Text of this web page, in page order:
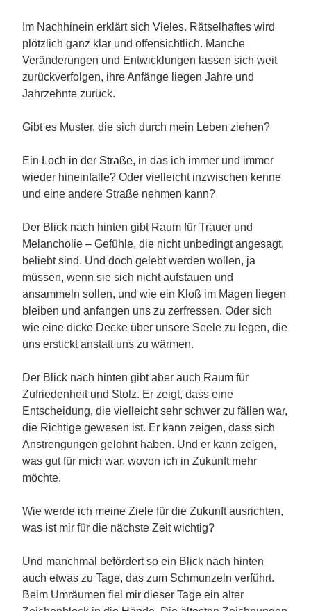
Im Nachhinein erklärt sich Vieles. Rätselhaftes wird
plötzlich ganz klar und offensichtlich. Manche
Veränderungen und Entwicklungen lassen sich weit
zurückverfolgen, ihre Anfänge liegen Jahre und
Jahrzehnte zurück.
Gibt es Muster, die sich durch mein Leben ziehen?
Ein Loch in der Straße, in das ich immer und immer
wieder hineinfalle? Oder vielleicht inzwischen kenne
und eine andere Straße nehmen kann?
Der Blick nach hinten gibt Raum für Trauer und
Melancholie – Gefühle, die nicht unbedingt angesagt,
beliebt sind. Und doch gelebt werden wollen, ja
müssen, wenn sie sich nicht aufstauen und
ansammeln sollen, und wie ein Kloß im Magen liegen
bleiben und anfangen uns zu zerfressen. Oder sich
wie eine dicke Decke über unsere Seele zu legen, die
uns erstickt anstatt uns zu wärmen.
Der Blick nach hinten gibt aber auch Raum für
Zufriedenheit und Stolz. Er zeigt, dass eine
Entscheidung, die vielleicht sehr schwer zu fällen war,
die Richtige gewesen ist. Er kann zeigen, dass sich
Anstrengungen gelohnt haben. Und er kann zeigen,
was gut für mich war, wovon ich in Zukunft mehr
möchte.
Wie werde ich meine Ziele für die Zukunft ausrichten,
was ist mir für die nächste Zeit wichtig?
Und manchmal befördert so ein Blick nach hinten
auch etwas zu Tage, das zum Schmunzeln verführt.
Beim Umräumen fiel mir dieser Tage ein alter